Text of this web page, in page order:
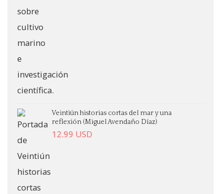
Veintiún historias cortas del mar y una
reflexión (Miguel Avendaño Díaz)
12.99 USD